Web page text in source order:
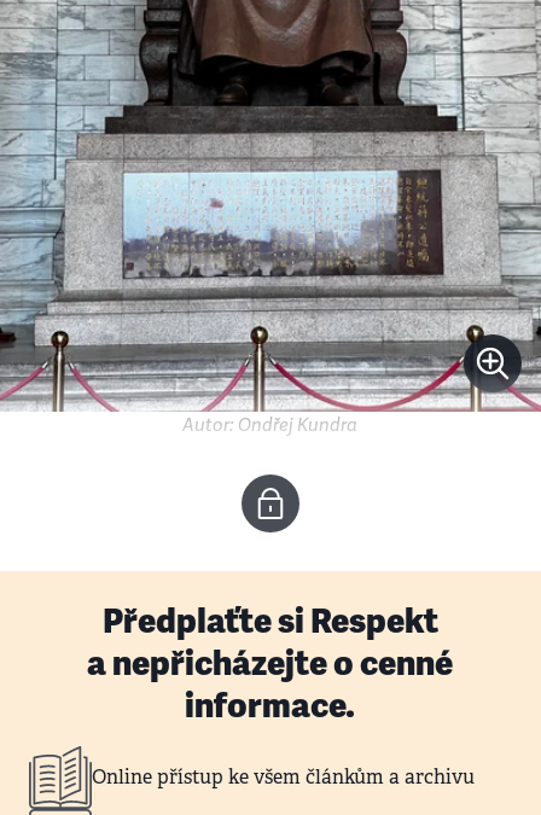
Autor: Ondřej Kundra
Předplaťte si Respekt
a nepřicházejte o cenné
informace.
Online přístup ke všem článkům a archivu